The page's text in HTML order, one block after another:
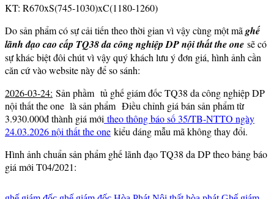
KT: R670xS(745-1030)xC(1180-1260)
Do sản phẩm có sự cải tiến theo thời gian vì vậy cùngmột mã ghế
lãnh đạo cao cấp TQ38 da công nghiệp DP nội thất the one sẽ có
sự khác biệt đôi chút vì vậy quý khách lưu ý đơn giá, hình ảnh cần
căn cứ vào website này để so sánh:
2026-03-24: Sản phầm tủ ghế giám đốc TQ38 da công nghiệp DP
nội thất the one là sản phẩm Điều chỉnh giá bán sản phẩm từ
3.930.000đ thành giá mới theo thông báo số 35/TB-NTTO ngày
24.03.2026 nội thất the one kiểu dáng mẫu mã không thay đổi.
Hình ảnh chuẩn sản phẩm ghế lãnh đạo TQ38 da DP theo bảng báo
giá mới T04/2021: